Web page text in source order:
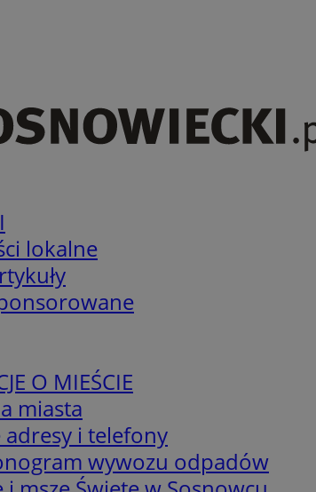
lokalne
O MIEŚCIE
miasta
adresy i telefony
wywozu odpadów